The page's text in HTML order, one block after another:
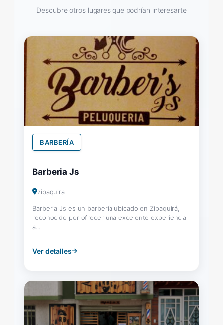
Descubre otros lugares que podrían interesarte
BARBERÍA
Barberia Js
zipaquira
Barberia Js es un barbería ubicado en Zipaquirá,
reconocido por ofrecer una excelente experiencia
a...
Ver detalles